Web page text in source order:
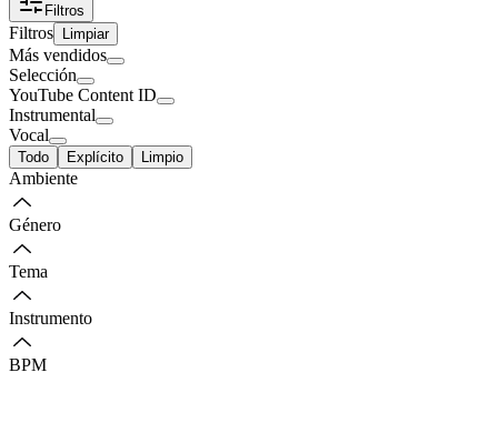
Filtros
Filtros Limpiar
Más vendidos
Selección
YouTube Content ID
Instrumental
Vocal
Todo Explícito Limpio
Ambiente
Género
Tema
Instrumento
BPM